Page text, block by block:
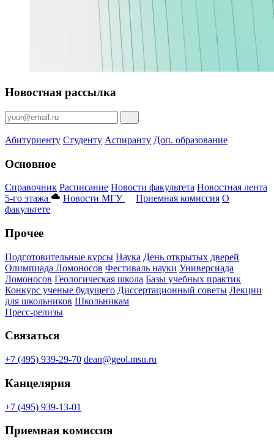
Новостная рассылка
Абитуриенту Студенту Аспиранту Доп. образование
Основное
Справочник Расписание Новости факультета Новостная лента
5-го этажа
Новости МГУ Приемная комиссия О
факультете
Прочее
Подготовительные курсы Наука День открытых дверей
Олимпиада Ломоносов Фестиваль науки Универсиада
Ломоносов Геологическая школа Базы учебных практик
Конкурс ученые будущего Диссертационный советы Лекции
для школьников Школьникам
Пресс-релизы
Связаться
+7 (495) 939-29-70 dean@geol.msu.ru
Канцелярия
+7 (495) 939-13-01
Приемная комиссия